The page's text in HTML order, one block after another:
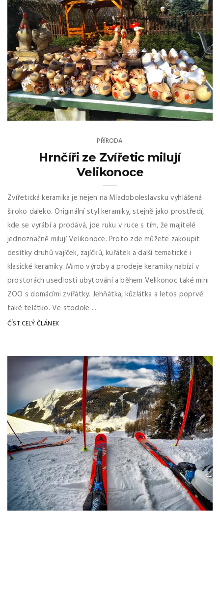
PŘÍRODA
Hrnčíři ze Zvířetic milují
Velikonoce
Zvířetická keramika je nejen na Mladoboleslavsku vyhlášená
široko daleko. Originální styl keramiky, stejně jako prostředí,
kde se vyrábí a prodává, jde ruku v ruce s tím, že majitelé
jednoznačně milují Velikonoce. Proto zde můžete zakoupit
desítky druhů vajíček, zajíčků, kuřátek a další tematické i
klasické keramiky. Mimo výroby a prodeje keramiky nabízí v
prostorách usedlosti ubytování a během Velikonoc také mini
ZOO s domácími zvířátky. Jehňátka, kůzlátka a letos poprvé
také telátko. Ve stodole ...
ČÍST CELÝ ČLÁNEK